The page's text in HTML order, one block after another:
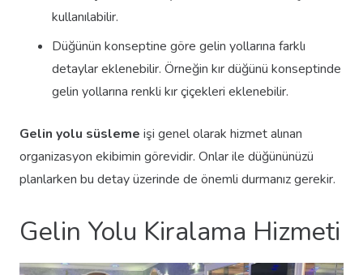
kullanılabilir.
Düğünün konseptine göre gelin yollarına farklı
detaylar eklenebilir. Örneğin kır düğünü konseptinde
gelin yollarına renkli kır çiçekleri eklenebilir.
Gelin yolu süsleme işi genel olarak hizmet alınan
organizasyon ekibimin görevidir. Onlar ile düğününüzü
planlarken bu detay üzerinde de önemli durmanız gerekir.
Gelin Yolu Kiralama Hizmeti